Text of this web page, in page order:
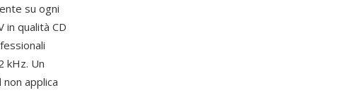
su ogni
qualità CD
kHz. Un
applica